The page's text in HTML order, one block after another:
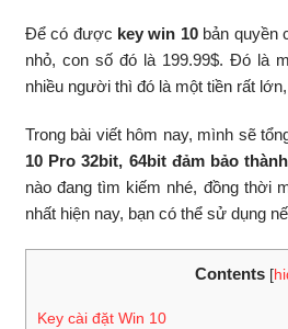
Để có được key win 10bản quyền
nhỏ, con số đó là 199.99$. Đó là
nhiều người thì đó là một tiền rất
Trong bài viết hôm nay, mình sẽ
10 Pro 32bit, 64bit đảm bảo
nào đang tìm kiếm nhé, đồng thời
nhất hiện nay, bạn có thể sử dụng
Contents [
Key cài đặt Win 10